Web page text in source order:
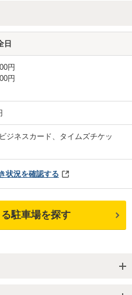
日
円
円
ジネスカード、タイムズチケッ
状況を確認する
駐車場を探す